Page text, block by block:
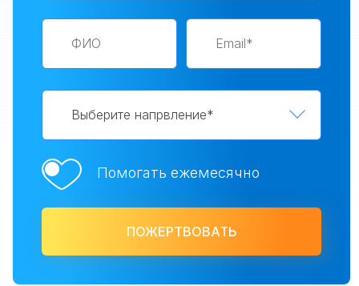
Выберите напрвление*
Помогать ежемесячно
ПОЖЕРТВОВАТЬ